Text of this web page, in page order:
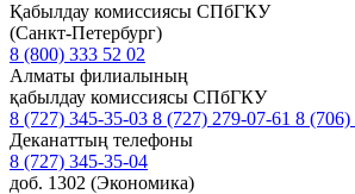
Қабылдау комиссиясы СПбГКУ
(Санкт-Петербург)
8 (800) 333 52 02
Алматы филиалының
қабылдау комиссиясы СПбГКУ
8 (727) 345-35-03 8 (727) 279-07-61 8 (706)
Деканаттың телефоны
8 (727) 345-35-04
доб. 1302 (Экономика)